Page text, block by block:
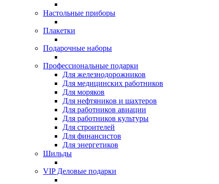
Настольные приборы
Плакетки
Подарочные наборы
Профессиональные подарки
Для железнодорожников
Для медицинских работников
Для моряков
Для нефтяников и шахтеров
Для работников авиации
Для работников культуры
Для строителей
Для финансистов
Для энергетиков
Шильды
VIP Деловые подарки